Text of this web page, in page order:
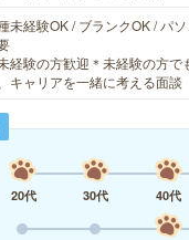
未経験OK / ブランクOK / パ
経験の方歓迎＊未経験の方
キャリアを一緒に考える面
20代
30代 40代